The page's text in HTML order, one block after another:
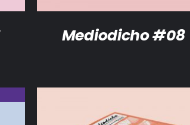
Mediodicho #08